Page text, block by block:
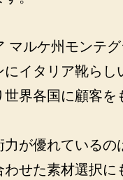
マルケ州モンテ
にイタリア靴らし
界各国に顧客
が優れているの
せた素材選択